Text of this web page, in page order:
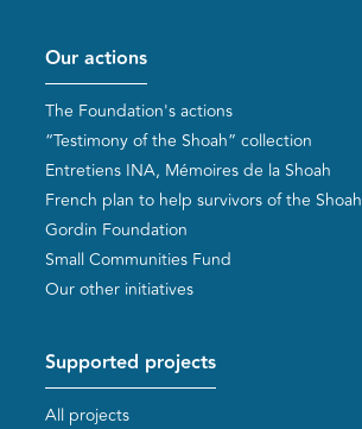
Pied de page
Our actions
The Foundation's actions
“Testimony of the Shoah” collection
Entretiens INA, Mémoires de la Shoah
French plan to help survivors of the Shoah
Gordin Foundation
Small Communities Fund
Our other initiatives
Supported projects
All projects